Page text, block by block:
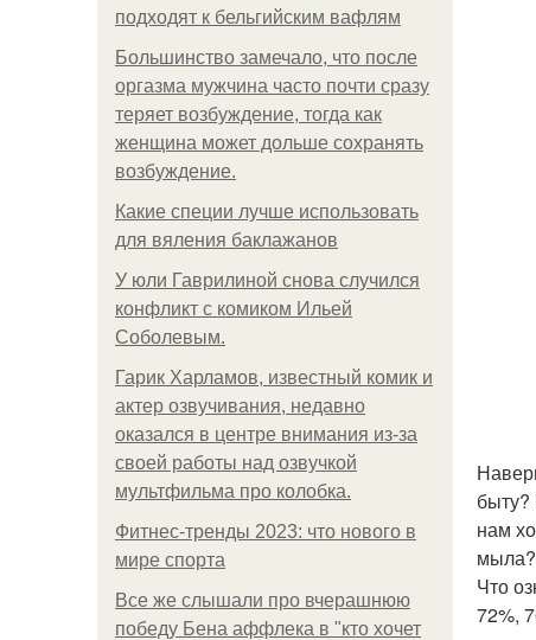
подходят к бельгийским вафлям
Большинство замечало, что после
оргазма мужчина часто почти сразу
теряет возбуждение, тогда как
женщина может дольше сохранять
возбуждение.
Какие специи лучше использовать
для вяления баклажанов
У юли Гаврилиной снова случился
конфликт с комиком Ильей
Соболевым.
Гарик Харламов, известный комик и
актер озвучивания, недавно
оказался в центре внимания из-за
своей работы над озвучкой
мультфильма про колобка.
Фитнес-тренды 2023: что нового в
мире спорта
Все же слышали про вчерашнюю
победу Бена аффлека в "кто хочет
быту?
нам
Что
72%,